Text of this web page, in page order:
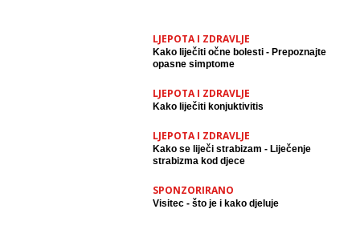
LJEPOTA I ZDRAVLJE
Kako liječiti očne bolesti - Prepoznajte
opasne simptome
LJEPOTA I ZDRAVLJE
Kako liječiti konjuktivitis
LJEPOTA I ZDRAVLJE
Kako se liječi strabizam - Liječenje
strabizma kod djece
SPONZORIRANO
Visitec - što je i kako djeluje